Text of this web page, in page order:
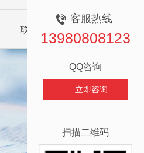
联系我们
客服热线
13980808123
QQ咨询
立即咨询
扫描二维码